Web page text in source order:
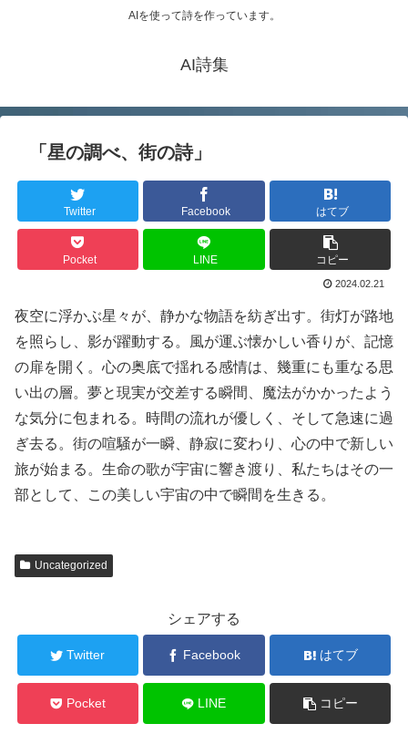
AIを使って詩を作っています。
AI詩集
「星の調べ、街の詩」
Twitter Facebook はてブ
Pocket LINE コピー
2024.02.21
夜空に浮かぶ星々が、静かな物語を紡ぎ出す。街灯が路地
を照らし、影が躍動する。風が運ぶ懐かしい香りが、記憶
の扉を開く。心の奥底で揺れる感情は、幾重にも重なる思
い出の層。夢と現実が交差する瞬間、魔法がかかったよう
な気分に包まれる。時間の流れが優しく、そして急速に過
ぎ去る。街の喧騒が一瞬、静寂に変わり、心の中で新しい
旅が始まる。生命の歌が宇宙に響き渡り、私たちはその一
部として、この美しい宇宙の中で瞬間を生きる。
Uncategorized
シェアする
Twitter Facebook はてブ
Pocket LINE コピー